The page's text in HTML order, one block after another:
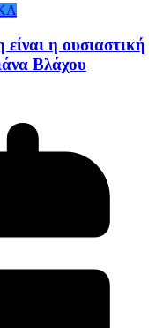
η ουσιαστική
Βλάχου